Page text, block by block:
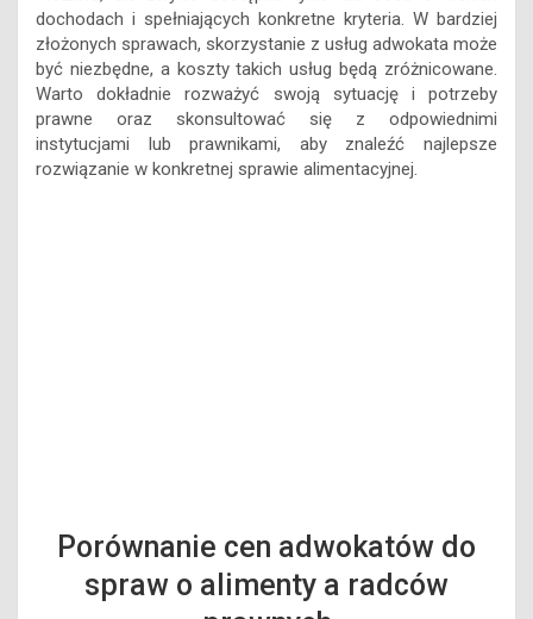
być niezbędne, a koszty takich usług będą zróżnicowane.
Warto dokładnie rozważyć swoją sytuację i potrzeby
prawne oraz skonsultować się z odpowiednimi
instytucjami lub prawnikami, aby znaleźć najlepsze
rozwiązanie w konkretnej sprawie alimentacyjnej.
spraw o alimenty a radców
prawnych
Kwestie związane z alimentami stanowią częsty punkt